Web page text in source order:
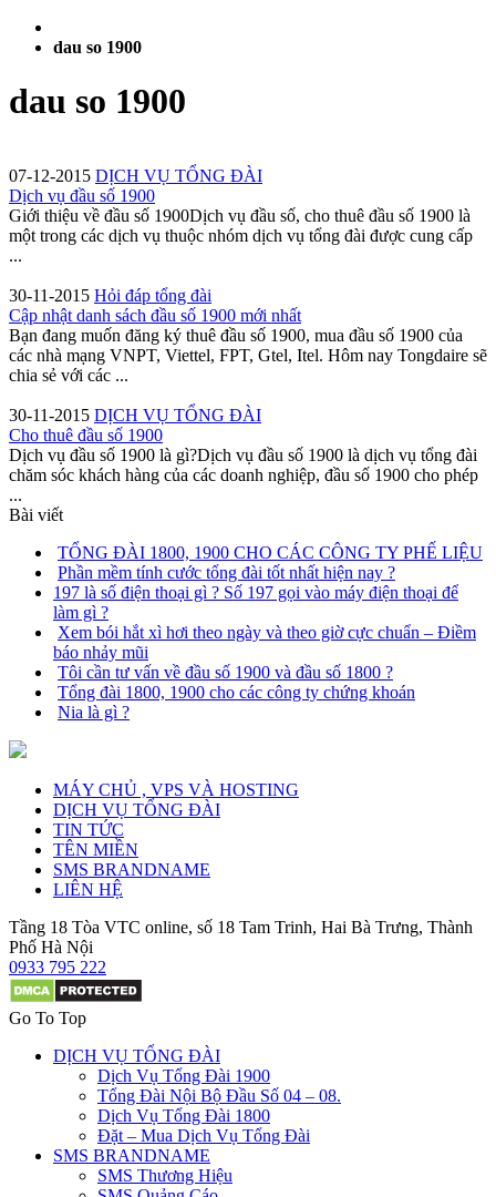
dau so 1900
dau so 1900
07-12-2015 DỊCH VỤ TỔNG ĐÀI
Dịch vụ đầu số 1900
Giới thiệu về đầu số 1900Dịch vụ đầu số, cho thuê đầu số 1900 là
một trong các dịch vụ thuộc nhóm dịch vụ tổng đài được cung cấp
...
30-11-2015 Hỏi đáp tổng đài
Cập nhật danh sách đầu số 1900 mới nhất
Bạn đang muốn đăng ký thuê đầu số 1900, mua đầu số 1900 của
các nhà mạng VNPT, Viettel, FPT, Gtel, Itel. Hôm nay Tongdaire sẽ
chia sẻ với các ...
30-11-2015 DỊCH VỤ TỔNG ĐÀI
Cho thuê đầu số 1900
Dịch vụ đầu số 1900 là gì?Dịch vụ đầu số 1900 là dịch vụ tổng đài
chăm sóc khách hàng của các doanh nghiệp, đầu số 1900 cho phép
...
Bài viết
TỔNG ĐÀI 1800, 1900 CHO CÁC CÔNG TY PHẾ LIỆU
Phần mềm tính cước tổng đài tốt nhất hiện nay ?
197 là số điện thoại gì ? Số 197 gọi vào máy điện thoại để
làm gì ?
Xem bói hắt xì hơi theo ngày và theo giờ cực chuẩn – Điềm
báo nhảy mũi
Tôi cần tư vấn về đầu số 1900 và đầu số 1800 ?
Tổng đài 1800, 1900 cho các công ty chứng khoán
Nia là gì ?
MÁY CHỦ , VPS VÀ HOSTING
DỊCH VỤ TỔNG ĐÀI
TIN TỨC
TÊN MIỀN
SMS BRANDNAME
LIÊN HỆ
Tầng 18 Tòa VTC online, số 18 Tam Trinh, Hai Bà Trưng, Thành
Phố Hà Nội
0933 795 222
Go To Top
DỊCH VỤ TỔNG ĐÀI
Dịch Vụ Tổng Đài 1900
Tổng Đài Nội Bộ Đầu Số 04 – 08.
Dịch Vụ Tổng Đài 1800
Đặt – Mua Dịch Vụ Tổng Đài
SMS BRANDNAME
SMS Thương Hiệu